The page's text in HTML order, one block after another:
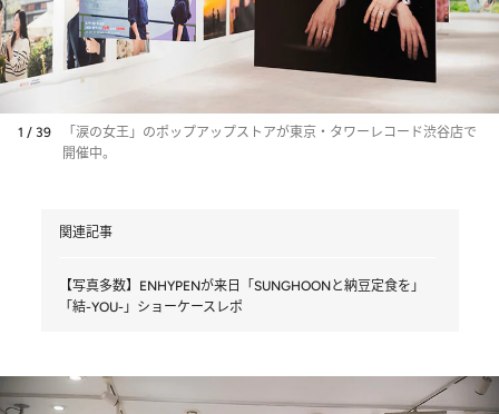
1 / 39
「涙の女王」のポップアップストアが東京・タワーレコード渋谷店で
開催中。
関連記事
【写真多数】ENHYPENが来日「SUNGHOONと納豆定食を」
「結-YOU-」ショーケースレポ